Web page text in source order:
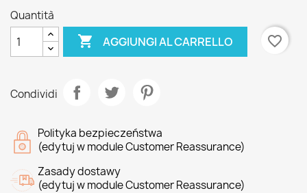
Quantità
 AGGIUNGI AL CARRELLO favorite_border
Condividi
Polityka bezpieczeństwa
(edytuj w module Customer Reassurance)
Zasady dostawy
(edytuj w module Customer Reassurance)